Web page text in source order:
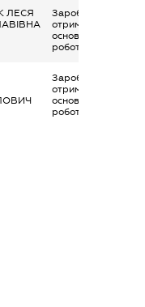
ЛЕСЯ
Заробітна плата
отримана за
основним місцем
роботи
Заробітна плата
отримана за
основним місцем
роботи